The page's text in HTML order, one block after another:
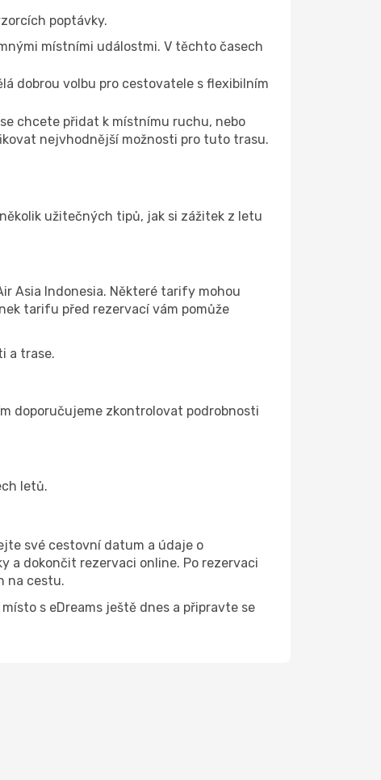
poptávky.
místními událostmi. V těchto časech
dobrou volbu pro cestovatele s flexibilním
chcete přidat k místnímu ruchu, nebo
nejvhodnější možnosti pro tuto trasu.
užitečných tipů, jak si zážitek z letu
Asia Indonesia. Některé tarify mohou
tarifu před rezervací vám pomůže
a trase.
doporučujeme zkontrolovat podrobnosti
letů.
své cestovní datum a údaje o
a dokončit rezervaci online. Po rezervaci
na cestu.
s eDreams ještě dnes a připravte se